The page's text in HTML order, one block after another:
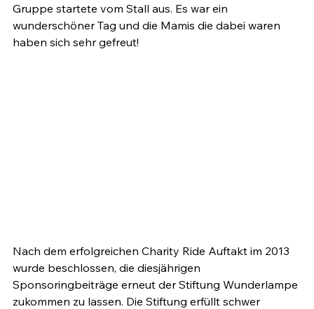
Gruppe startete vom Stall aus. Es war ein
wunderschöner Tag und die Mamis die dabei waren
Nach dem erfolgreichen Charity Ride Auftakt im 2013
wurde beschlossen, die diesjährigen
Sponsoringbeiträge erneut der Stiftung Wunderlampe
zukommen zu lassen. Die Stiftung erfüllt schwer